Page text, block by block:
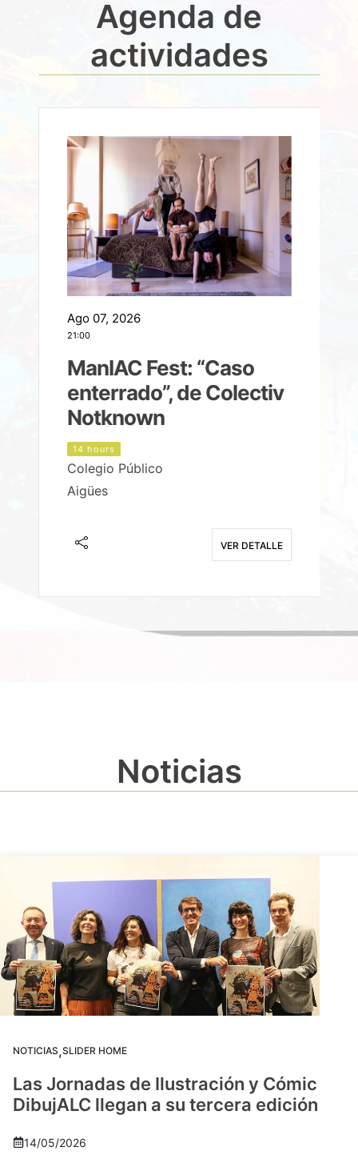
Agenda de
actividades
Ago 07, 2026
21:00
ManIAC Fest: “Caso
enterrado”, de Colectiv
Notknown
14 hours
Colegio Público
Aigües
VER DETALLE
Noticias
NOTICIAS,SLIDER HOME
Las Jornadas de Ilustración y Cómic
DibujALC llegan a su tercera edición
14/05/2026